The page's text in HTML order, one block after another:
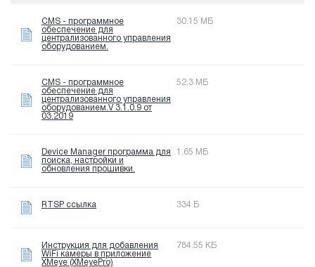
CMS - программное
обеспечение для
централизованного управления
оборудованием.
30.15 МБ
CMS - программное
обеспечение для
централизованного управления
оборудованием.V 3.1.0.9 от
03.2019
52.3 МБ
Device Manager программа для
поиска, настройки и
обновления прошивки.
1.65 МБ
RTSP ссылка 334 Б
Инструкция для добавления
WiFi камеры в приложение
XMeye (XMeyePro)
784.55 КБ